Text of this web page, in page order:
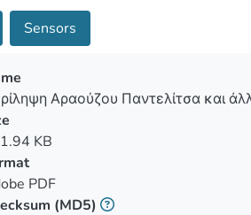
προς τους πεζούς, για το
καθώς και τους
ελέγχει την διασταύρωση
Αραιή κυκλοφορία (Α).Το
ενεργά πάντοτε με πράσινο
με κόκκινο για ορισμένα
αυτοκίνητα σ' αυτήν.Ο ελάχιστος
αλλαγή των φώτων γίνεται
και εφόσον έχουν περάσει τα
Sensors
Αραούζου Παντελίτσα και
KB
PDF
(MD5)